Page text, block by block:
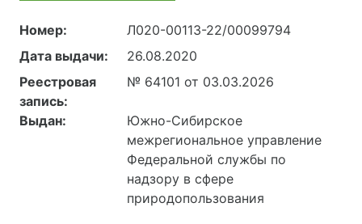
Номер:
Л020-00113-22/00099794
Дата выдачи:
26.08.2020
Реестровая
запись:
№ 64101 от 03.03.2026
Выдан:
Южно-Сибирское
межрегиональное управление
Федеральной службы по
надзору в сфере
природопользования